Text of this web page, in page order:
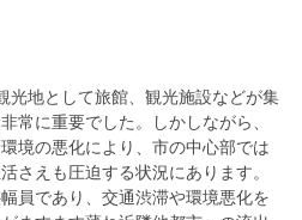
光地として旅館、観光施設などが集
常に重要でした。しかしながら、
境の悪化により、市の中心部では
さえも圧迫する状況にあります。
員であり、交通渋滞や環境悪化を